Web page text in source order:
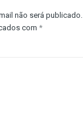
não será publicado.
com *